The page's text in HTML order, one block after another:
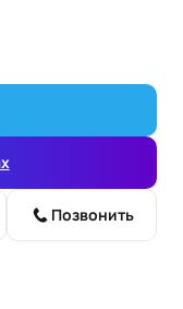
Позвонить